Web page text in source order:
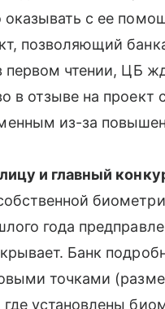
оказывать с ее
позволяющий
первом чтении, ЦБ
в отзыве на проект
из-за
и главный
года
Банк
точками
установлены